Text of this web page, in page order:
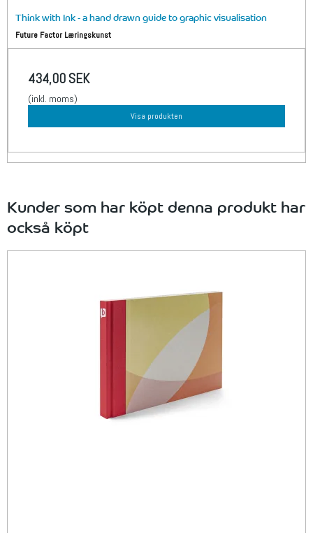
Think with Ink - a hand drawn guide to graphic visualisation
Future Factor Læringskunst
434,00 SEK
(inkl. moms)
Visa produkten
Kunder som har köpt denna produkt har
också köpt